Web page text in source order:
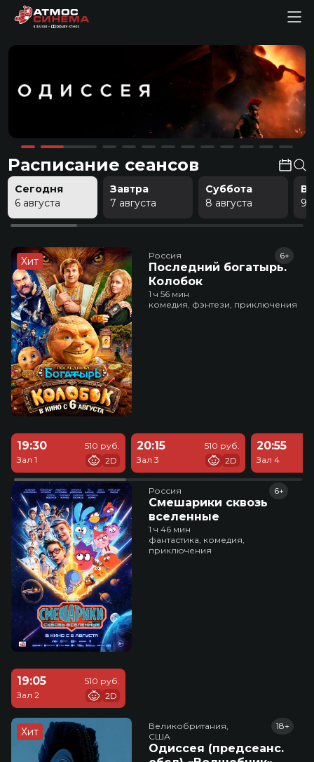
Расписание сеансов
Сегодня
6 августа
Завтра
7 августа
Суббота
8 августа
9
Хит Россия
Последний богатырь.
Колобок
6+
1 ч 56 мин
комедия, фэнтези, приключения
19:30
Зал 1
510 руб.
2D
20:15
Зал 3
510 руб.
2D
20:55
Зал 4
Россия
Смешарики сквозь
вселенные
6+
1 ч 46 мин
фантастика, комедия,
приключения
19:05
Зал 2
510 руб.
2D
Хит
Великобритания,
США
Одиссея (предсеанс.
18+